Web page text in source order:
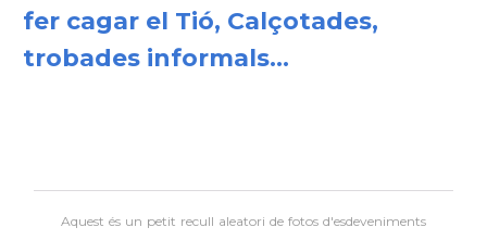
fer cagar el Tió, Calçotades,
trobades informals...
Aquest és un petit recull aleatori defotos d'esdeveniments